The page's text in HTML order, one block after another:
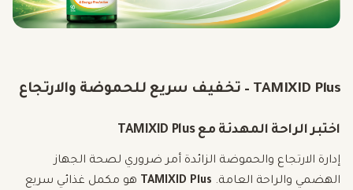
TAMIXID Plus – تخفيف سريع للحموضة والارتجاع
اختبر الراحة المهدئة مع TAMIXID Plus
إدارة الارتجاع والحموضة الزائدة أمر ضروري لصحة الجهاز
الهضمي والراحة العامة. TAMIXID Plus هو مكمل غذائي سريع